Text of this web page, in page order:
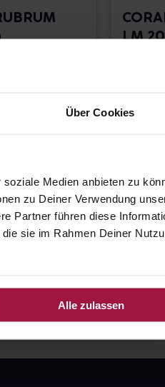
Über Cookies
Medien anbieten zu
zu Deiner Verwendung
Partner führen diese
sie im Rahmen Deiner
Alle zulassen
LM
10 ml
16,62